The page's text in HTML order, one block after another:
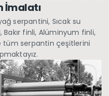
İmalatı
serpantini, Sıcak su
finli, Alüminyum finli,
tüm serpantin çeşitlerini